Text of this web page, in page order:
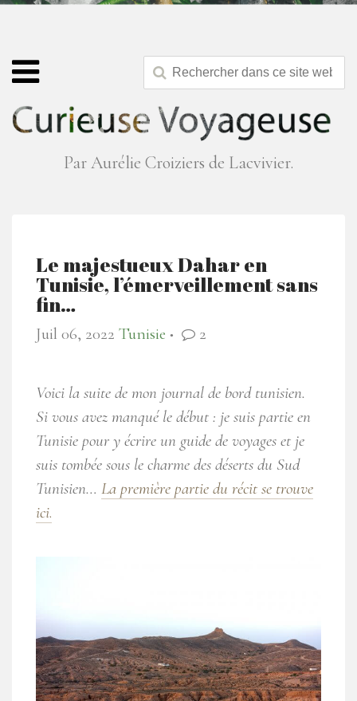
Par Aurélie Croiziers de Lacvivier.
Le majestueux Dahar en
Tunisie, l’émerveillement sans
fin…
Juil 06, 2022 Tunisie ● 2
Voici la suite de mon journal de bord tunisien.
Si vous avez manqué le début : je suis partie en
Tunisie pour y écrire un guide de voyages et je
suis tombée sous le charme des déserts du Sud
Tunisien… La première partie du récit se trouve
ici.